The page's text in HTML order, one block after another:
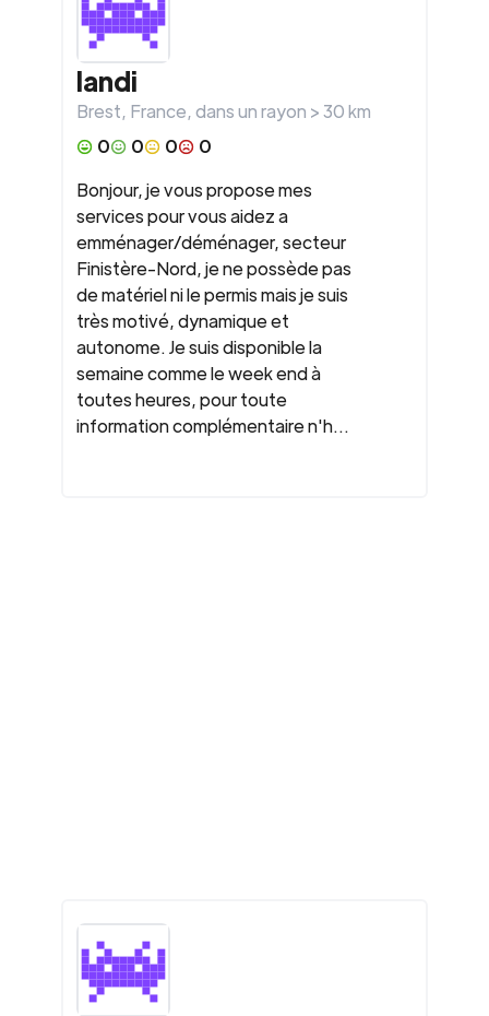
landi
Brest, France, dans un rayon >30km
0
0 0
0
Bonjour, je vous propose mes
services pour vous aidez a
emménager/déménager, secteur
Finistère-Nord, je ne possède pas
de matériel ni le permis mais je suis
très motivé, dynamique et
autonome. Je suis disponible la
semaine comme le week end à
toutes heures, pour toute
information complémentaire n'h...